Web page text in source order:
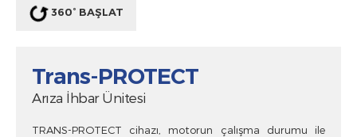
360° BAŞLAT
Trans-PROTECT
Arıza İhbar Ünitesi
TRANS-PROTECT cihazı, motorun çalışma durumu ile